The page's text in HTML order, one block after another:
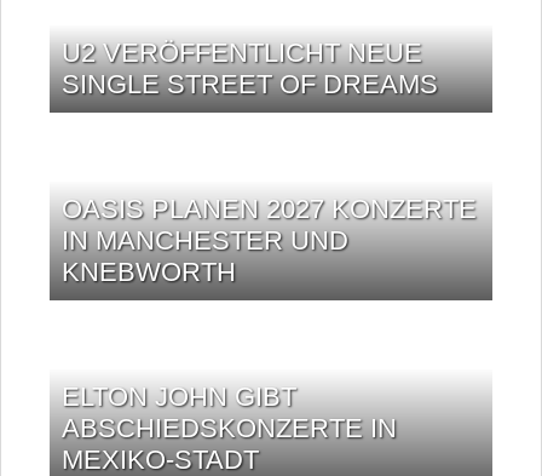
U2 VERÖFFENTLICHT NEUE
SINGLE STREET OF DREAMS
OASIS PLANEN 2027 KONZERTE
IN MANCHESTER UND
KNEBWORTH
ELTON JOHN GIBT
ABSCHIEDSKONZERTE IN
MEXIKO-STADT